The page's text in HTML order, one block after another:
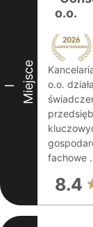
I Miejsce
o.o.
o.o.
fachowe
8.4